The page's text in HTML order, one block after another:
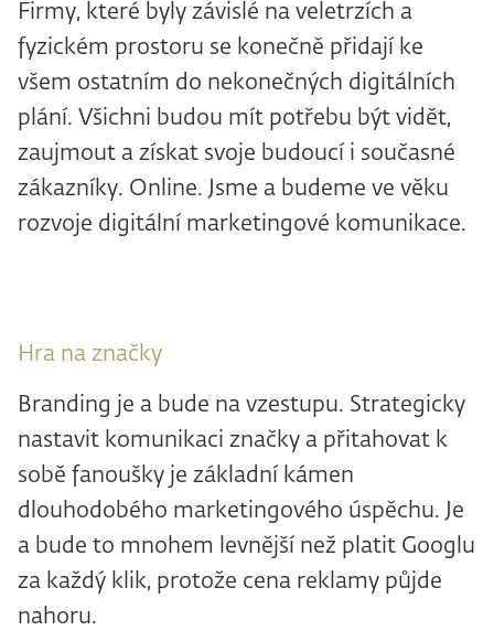
Firmy, které byly závislé na veletrzích a
fyzickém prostoru se konečně přidají ke
všem ostatním do nekonečných digitálních
plání. Všichni budou mít potřebu být vidět,
zaujmout a získat svoje budoucí i současné
zákazníky. Online. Jsme a budeme ve věku
rozvoje digitální marketingové komunikace.
Hra na značky
Branding je a bude na vzestupu. Strategicky
nastavit komunikaci značky a přitahovat k
sobě fanoušky je základní kámen
dlouhodobého marketingového úspěchu. Je
a bude to mnohem levnější než platit Googlu
za každý klik, protože cena reklamy půjde
nahoru.